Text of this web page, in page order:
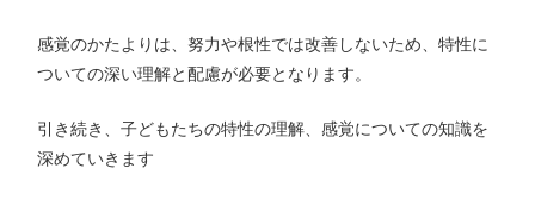
感覚のかたよりは、努力や根性では改善しないため、特性に
ついての深い理解と配慮が必要となります。
引き続き、子どもたちの特性の理解、感覚についての知識を
深めていきます